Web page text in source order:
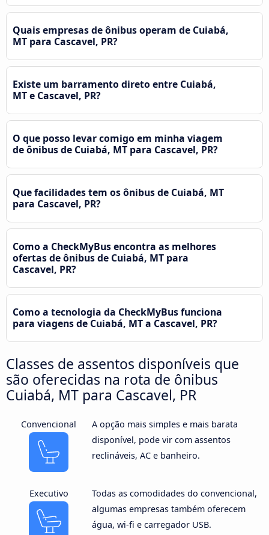
Quais empresas de ônibus operam de Cuiabá,
MT para Cascavel, PR?
Existe um barramento direto entre Cuiabá,
MT e Cascavel, PR?
O que posso levar comigo em minha viagem
de ônibus de Cuiabá, MT para Cascavel, PR?
Que facilidades tem os ônibus de Cuiabá, MT
para Cascavel, PR?
Como a CheckMyBus encontra as melhores
ofertas de ônibus de Cuiabá, MT para
Cascavel, PR?
Como a tecnologia da CheckMyBus funciona
para viagens de Cuiabá, MT a Cascavel, PR?
Classes de assentos disponíveis que
são oferecidas na rota de ônibus
Cuiabá, MT para Cascavel, PR
Convencional
A opção mais simples e mais barata
disponível, pode vir com assentos
reclináveis, AC e banheiro.
Executivo
Todas as comodidades do convencional,
algumas empresas também oferecem
água, wi-fi e carregador USB.